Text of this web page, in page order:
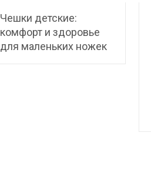
Чешки детские:
комфорт и здоровье
для маленьких ножек